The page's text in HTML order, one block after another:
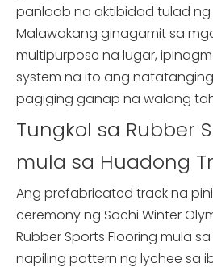
panloob na aktibidad tulad ng
Malawakang ginagamit sa
multipurpose na lugar,
system na ito ang
pagiging ganap na walang
Tungkol sa Rubber
mula sa Huadong
Ang prefabricated track na
ceremony ng Sochi Winter
Rubber Sports Flooring mula
napiling pattern ng lychee sa